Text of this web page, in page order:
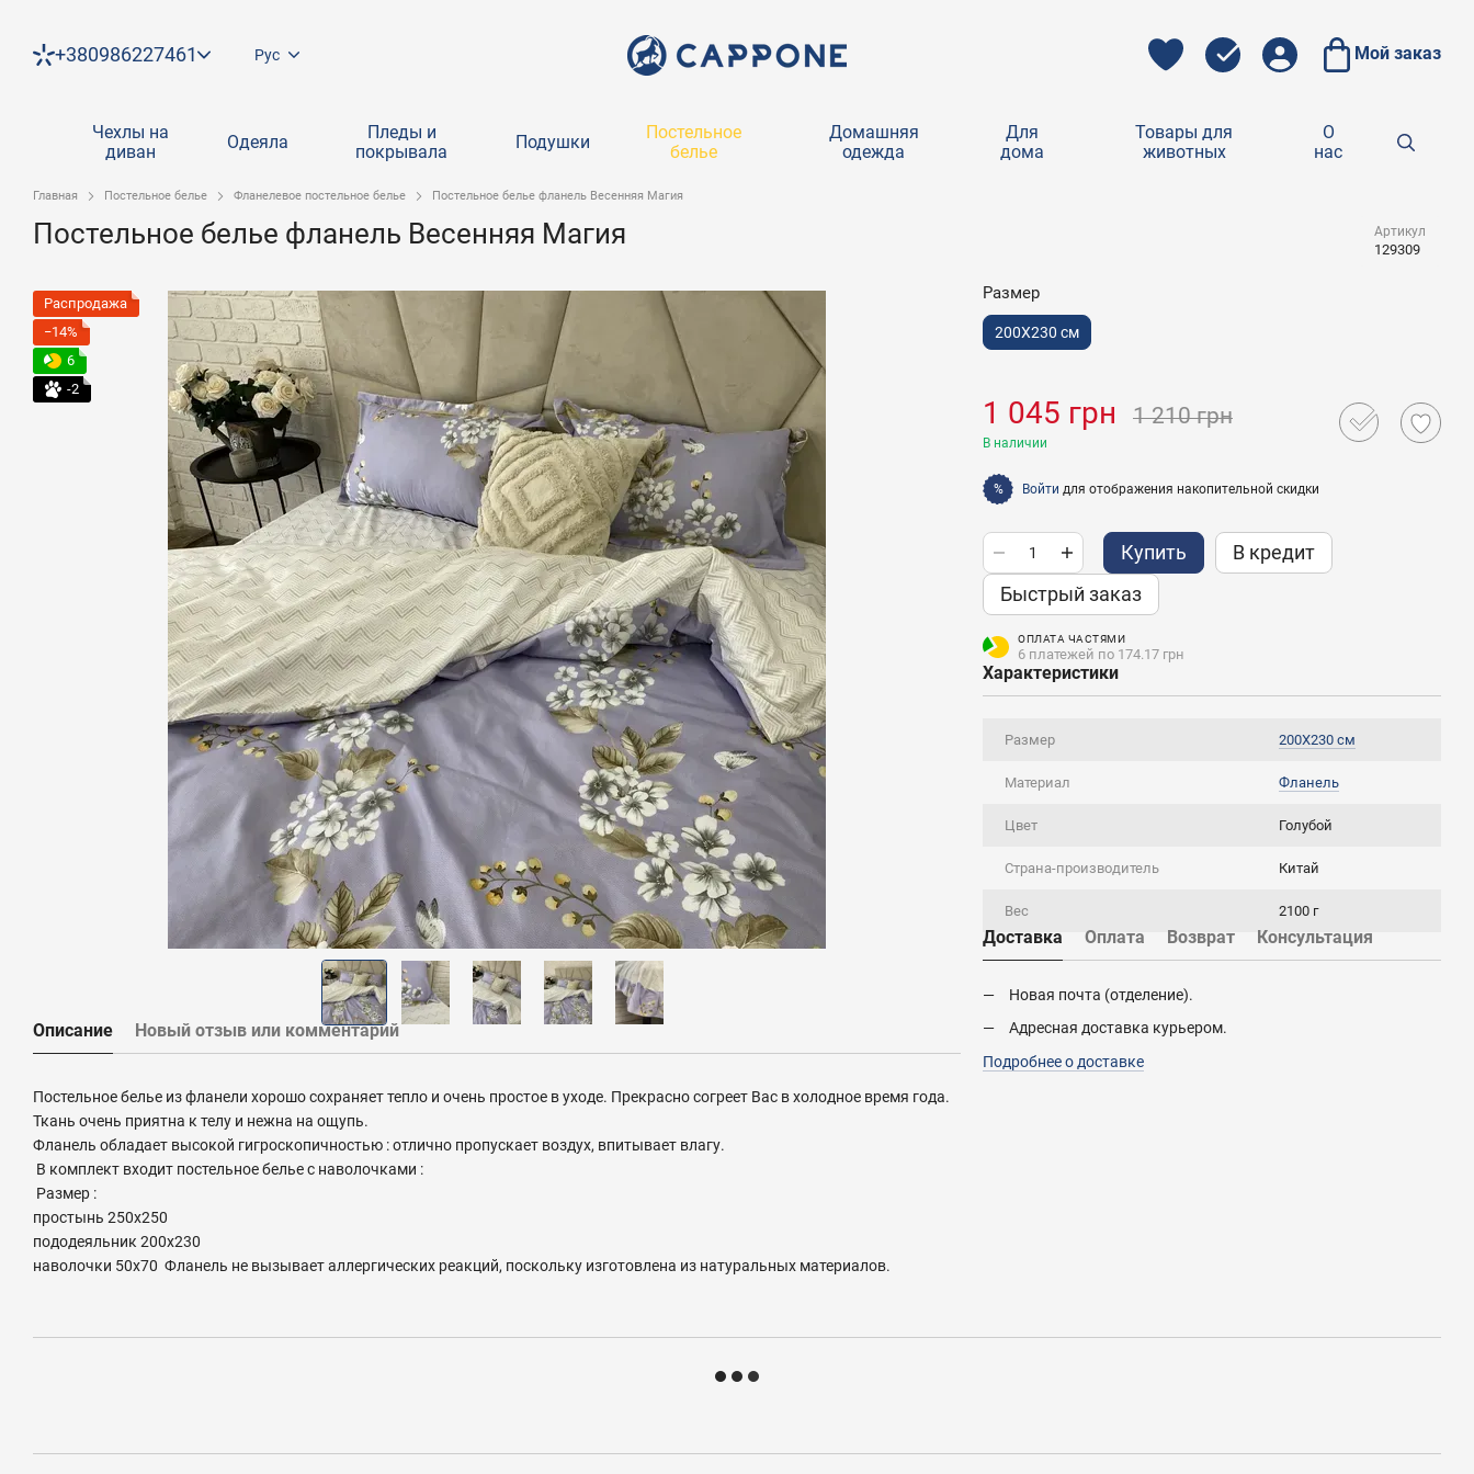
+380986227461 Рус Мой заказ
Чехлы на
диван
Одеяла
Пледы и
покрывала
Подушки
Постельное
белье
Домашняя
одежда
Для
дома
Товары для
животных
О
нас
Главная Постельное белье Фланелевое постельное белье Постельное белье фланель Весенняя Магия
Постельное белье фланель Весенняя Магия Артикул
129309
Распродажа
−14%
6
-2
Описание Новый отзыв или комментарий
Постельное белье из фланели хорошо сохраняет тепло и очень простое в уходе. Прекрасно согреет Вас в холодное время года.
Ткань очень приятна к телу и нежна на ощупь.
Фланель обладает высокой гигроскопичностью : отлично пропускает воздух, впитывает влагу.
В комплект входит постельное белье с наволочками :
Размер :
простынь 250х250
пододеяльник 200х230
наволочки 50х70 Фланель не вызывает аллергических реакций, поскольку изготовлена из натуральных материалов.
Размер
200Х230 см
1 045 грн 1 210 грн
В наличии
% Войти для отображения накопительной скидки
Купить
В кредит
Быстрый заказ
ОПЛАТА ЧАСТЯМИ
6 платежей по 174.17 грн
Характеристики
Размер 200Х230 см
Материал Фланель
Цвет Голубой
Страна-производитель Китай
Вес 2100 г
Доставка Оплата Возврат Консультация
Новая почта (отделение).
Адресная доставка курьером.
Подробнее о доставке